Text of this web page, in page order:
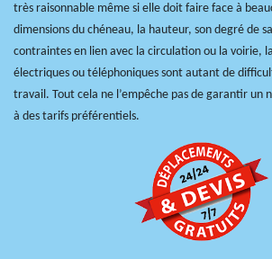
très raisonnable même si elle doit faire face à
dimensions du chéneau, la hauteur, son degré de
contraintes en lien avec la circulation ou la voirie,
électriques ou téléphoniques sont autant de
travail. Tout cela ne l’empêche pas de garantir un
à des tarifs préférentiels.